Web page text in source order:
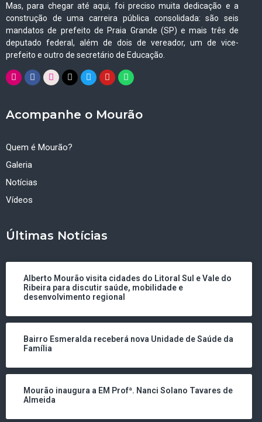
Mas, para chegar até aqui, foi preciso muita dedicação e a
construção de uma carreira pública consolidada: são seis
mandatos de prefeito de Praia Grande (SP) e mais três de
deputado federal, além de dois de vereador, um de vice-
prefeito e outro de secretário de Educação.
Acompanhe o Mourão
Quem é Mourão?
Galeria
Notícias
Vídeos
Últimas Notícias
Alberto Mourão visita cidades do Litoral Sul e Vale do
Ribeira para discutir saúde, mobilidade e
desenvolvimento regional
Bairro Esmeralda receberá nova Unidade de Saúde da
Família
Mourão inaugura a EM Profª. Nanci Solano Tavares de
Almeida